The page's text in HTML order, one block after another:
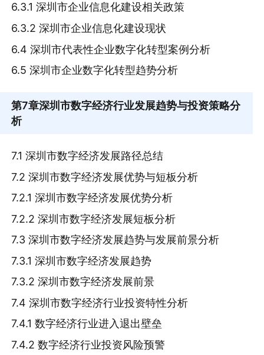
6.3.1 深圳市企业信息化建设相关政策
6.3.2 深圳市企业信息化建设现状
6.4 深圳市代表性企业数字化转型案例分析
6.5 深圳市企业数字化转型趋势分析
第7章深圳市数字经济行业发展趋势与投资策略分
析
7.1 深圳市数字经济发展路径总结
7.2 深圳市数字经济发展优势与短板分析
7.2.1 深圳市数字经济发展优势分析
7.2.2 深圳市数字经济发展短板分析
7.3 深圳市数字经济发展趋势与发展前景分析
7.3.1 深圳市数字经济发展趋势
7.3.2 深圳市数字经济发展前景
7.4 深圳市数字经济行业投资特性分析
7.4.1 数字经济行业进入退出壁垒
7.4.2 数字经济行业投资风险预警